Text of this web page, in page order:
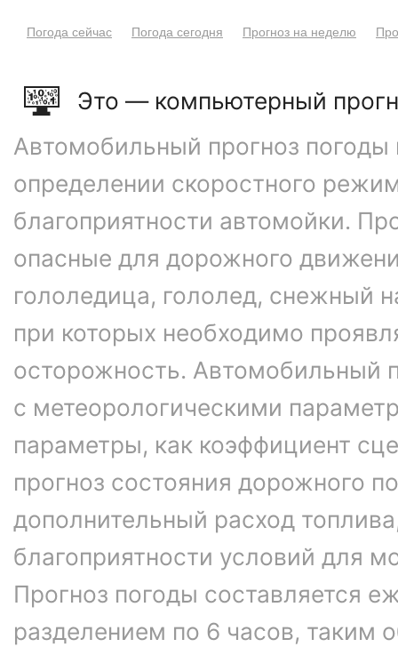
Погода сейчас Погода сегодня Прогноз на неделю
Это — компьютерный
Автомобильный прогноз погоды
определении скоростного
благоприятности автомойки.
опасные для дорожного
гололедица, гололед, снежный
при которых необходимо
осторожность. Автомобильный
с метеорологическими
параметры, как коэффициент
прогноз состояния дорожного
дополнительный расход
благоприятности условий для
Прогноз погоды составляется
разделением по 6 часов, таким